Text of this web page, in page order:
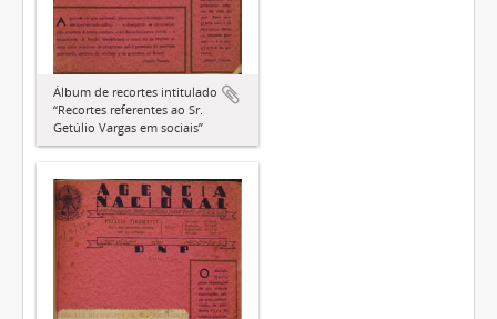
Álbum de recortes intitulado
“Recortes referentes ao Sr.
Getúlio Vargas em sociais”